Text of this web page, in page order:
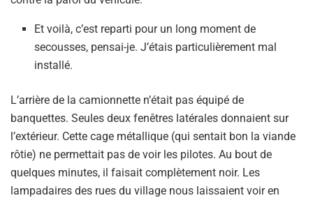
Et voilà, c’est reparti pour un long moment de
secousses, pensai-je. J’étais particulièrement mal
installé.
L’arrière de la camionnette n’était pas équipé de
banquettes. Seules deux fenêtres latérales donnaient sur
l’extérieur. Cette cage métallique (qui sentait bon la viande
rôtie) ne permettait pas de voir les pilotes. Au bout de
quelques minutes, il faisait complètement noir. Les
lampadaires des rues du village nous laissaient voir en